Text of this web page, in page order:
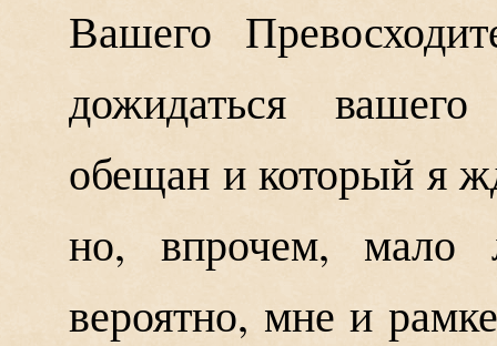
Вашего
дожидаться
обещан и который я
но, впрочем,
вероятно, мне и